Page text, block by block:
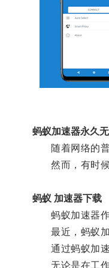
蚂蚁加速器永久
随着网络的普
然而，有时候
蚂蚁 加速器下载
蚂蚁加速器作
最近，蚂蚁加
通过蚂蚁加速
无论是在工作